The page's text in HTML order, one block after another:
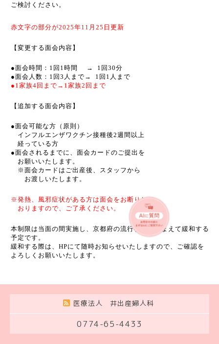
ご検討ください。
赤文字の部分が2025年11月25日更新
【変更する面会内容】
●面会時間：1回1時間 →
1回30分
●面会人数：1回3人まで→
1回1人まで
●1家族4回まで→1家族2回まで
【追加する面会内容】
●面会可能な方（原則）
インフルエンザワクチン接種後2週間以上
経っている方
●面会されるまでに、面会カードのご提出を
お願いいたします。
※面会カードはご出産後、スタッフから
お渡しいたします。
※発熱、風邪症状がある方は面会をお断りして
おりますので、
ご了承ください。
本制限は当面の間実施し、京都府の流行状況を踏まえて緩和する
予定です。
緩和する際は、HPにて随時お知らせいたしますので、ご確認を
よろしくお願いいたします。
医療法人 井出産婦人科
0774-65-4433